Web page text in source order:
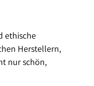
ethische
Herstellern,
nur schön,